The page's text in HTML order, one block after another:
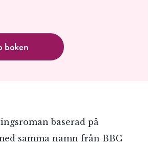
boken
baserad på
samma namn från BBC